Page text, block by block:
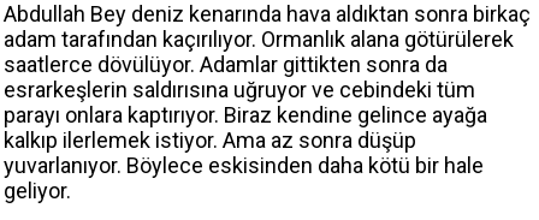
Abdullah Bey deniz kenarında hava aldıktan sonra birkaç
adam tarafından kaçırılıyor. Ormanlık alana götürülerek
saatlerce dövülüyor. Adamlar gittikten sonra da
esrarkeşlerin saldırısına uğruyor ve cebindeki tüm
parayı onlara kaptırıyor. Biraz kendine gelince ayağa
kalkıp ilerlemek istiyor. Ama az sonra düşüp
yuvarlanıyor. Böylece eskisinden daha kötü bir hale
geliyor.